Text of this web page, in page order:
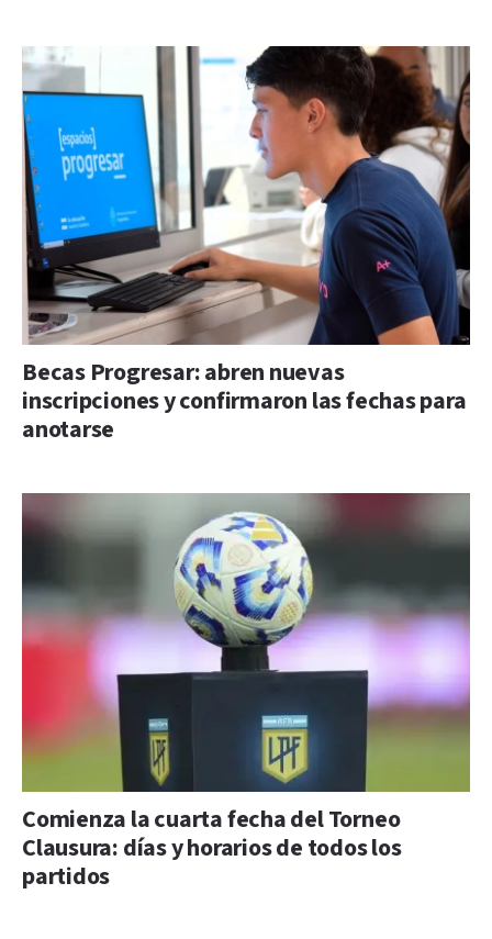
Becas Progresar: abren nuevas
inscripciones y confirmaron las fechas para
anotarse
Comienza la cuarta fecha del Torneo
Clausura: días y horarios de todos los
partidos